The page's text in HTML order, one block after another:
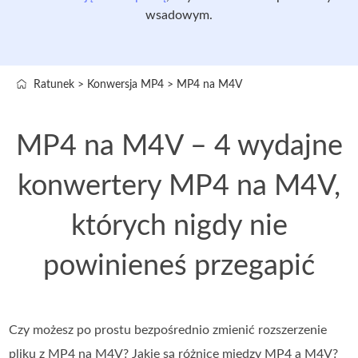
wsadowym.
Ratunek > Konwersja MP4 > MP4 na M4V
MP4 na M4V – 4 wydajne
konwertery MP4 na M4V,
których nigdy nie
powinieneś przegapić
Czy możesz po prostu bezpośrednio zmienić rozszerzenie
pliku z MP4 na M4V? Jakie są różnice między MP4 a M4V?